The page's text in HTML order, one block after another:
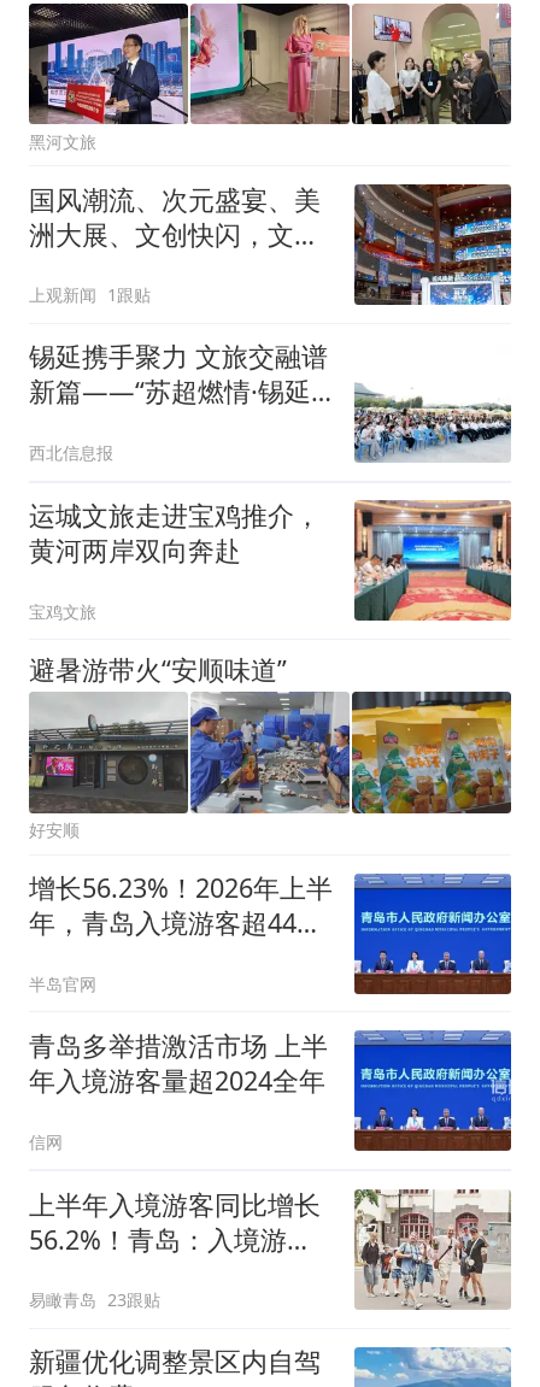
黑河文旅
国风潮流、次元盛宴、美
洲大展、文创快闪，文商
夏”
上观新闻 1跟贴
锡延携手聚力 文旅交融谱
新篇——“苏超燃情·锡延
延安新区成功举办
西北信息报
运城文旅走进宝鸡推介，
黄河两岸双向奔赴
宝鸡文旅
避暑游带火“安顺味道”
好安顺
增长56.23%！2026年上半
年，青岛入境游客超44万
半岛官网
青岛多举措激活市场 上半
年入境游客量超2024全年
信网
上半年入境游客同比增长
56.2%！青岛：入境游大
易瞰青岛 23跟贴
新疆优化调整景区内自驾